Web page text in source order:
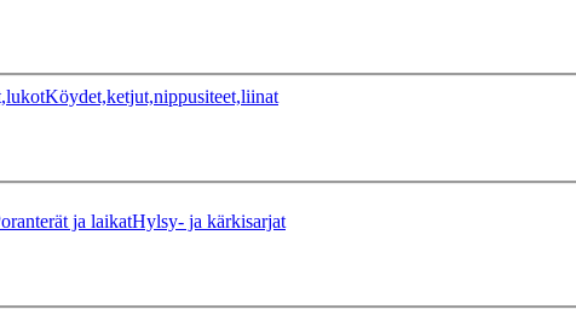
Köydet,ketjut,nippusiteet,liinat
ja laikatHylsy- ja kärkisarjat